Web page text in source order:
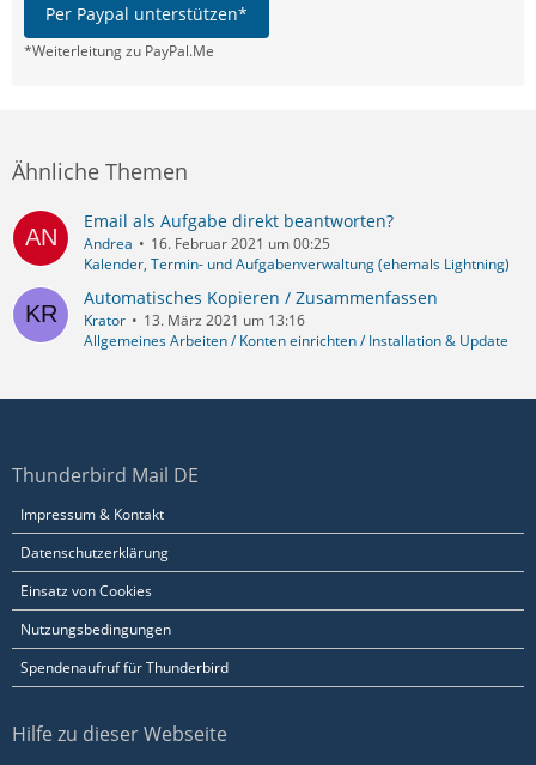
Per Paypal unterstützen*
*Weiterleitung zu PayPal.Me
Ähnliche Themen
Email als Aufgabe direkt beantworten?
Andrea
16. Februar 2021 um 00:25
Kalender, Termin- und Aufgabenverwaltung (ehemals Lightning)
Automatisches Kopieren / Zusammenfassen
Krator
13. März 2021 um 13:16
Allgemeines Arbeiten / Konten einrichten / Installation & Update
Thunderbird Mail DE
Impressum & Kontakt
Datenschutzerklärung
Einsatz von Cookies
Nutzungsbedingungen
Spendenaufruf für Thunderbird
Hilfe zu dieser Webseite